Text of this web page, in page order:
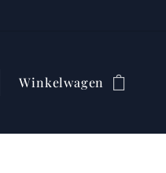
Winkelwagen